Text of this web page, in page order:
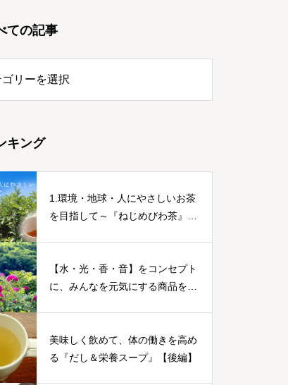
ての記事
キング
1.環境・地球・人にやさしいお茶
を目指して～『ねじめびわ茶』誕
【水・光・香・音】をコンセプト
に、みんなを元気にする商品をつ
美味しく飲めて、体の働きを高め
る『だし＆栄養スープ』【後編】